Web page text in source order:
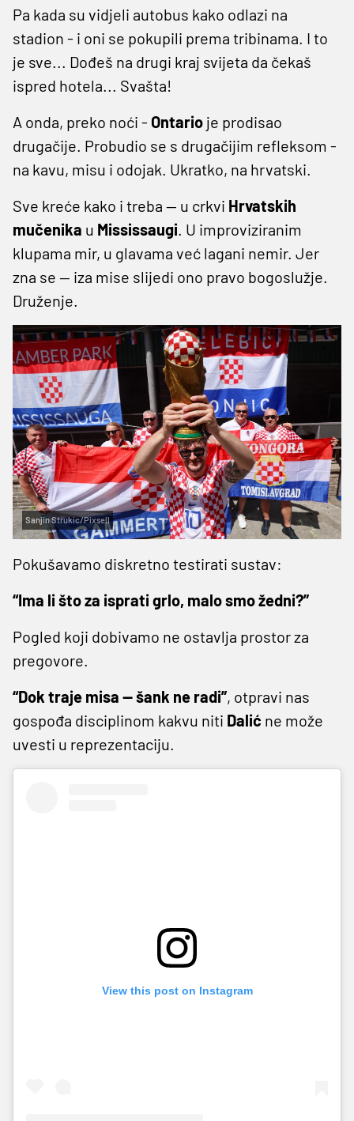
Pa kada su vidjeli autobus kako odlazi na
stadion - i oni se pokupili prema tribinama. I to
je sve... Dođeš na drugi kraj svijeta da čekaš
ispred hotela... Svašta!
A onda, preko noći - Ontario je prodisao
drugačije. Probudio se s drugačijim refleksom -
na kavu, misu i odojak. Ukratko, na hrvatski.
Sve kreće kako i treba — u crkvi Hrvatskih
mučenika u Mississaugi. U improviziranim
klupama mir, u glavama već lagani nemir. Jer
zna se — iza mise slijedi ono pravo bogoslužje.
Druženje.
Sanjin Strukic/Pixsell
Pokušavamo diskretno testirati sustav:
“Ima li što za isprati grlo, malo smo žedni?”
Pogled koji dobivamo ne ostavlja prostor za
pregovore.
“Dok traje misa — šank ne radi”, otpravi nas
gospođa disciplinom kakvu niti Dalić ne može
uvesti u reprezentaciju.
View this post on Instagram